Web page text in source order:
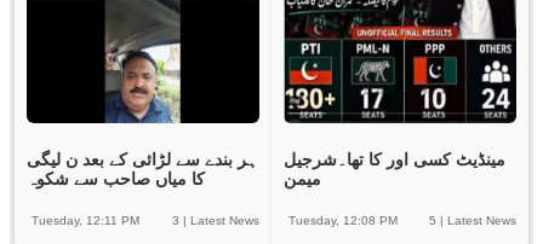
ہر بندے سے لڑائی کے بعد ن لیگی
کا میاں صاحب سے شکوہ
3 | Latest News
Tuesday, 12:11 PM
مینڈیٹ کسی اور کا تھا۔شرجیل
میمن
5 | Latest News
Tuesday, 12:08 PM